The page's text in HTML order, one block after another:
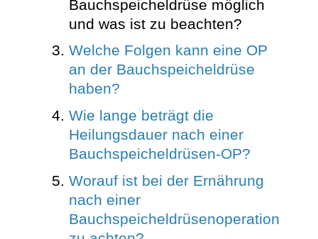
Bauchspeicheldrüse möglich
und was ist zu beachten?
Welche Folgen kann eine OP
an der Bauchspeicheldrüse
haben?
Wie lange beträgt die
Heilungsdauer nach einer
Bauchspeicheldrüsen-OP?
Worauf ist bei der Ernährung
nach einer
Bauchspeicheldrüsenoperation